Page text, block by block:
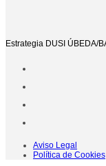
Estrategia DUSI ÚBEDA/
Aviso Legal
Política de Cookies